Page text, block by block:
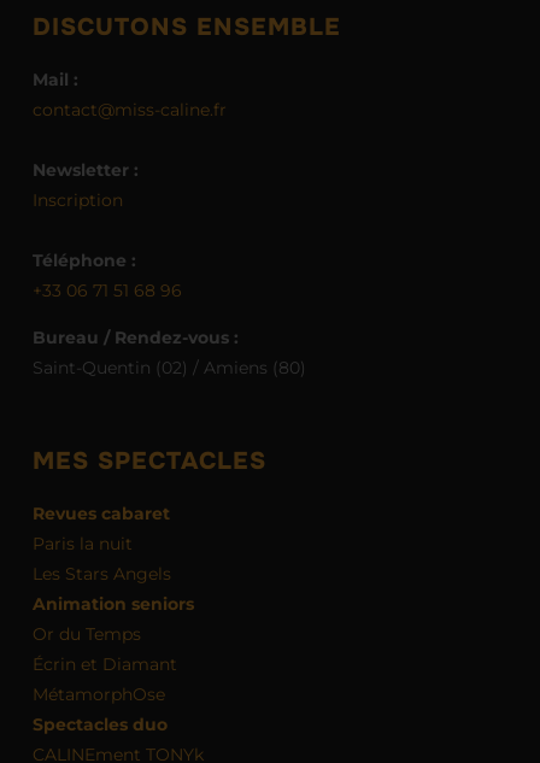
DISCUTONS ENSEMBLE
Mail :
contact@miss-caline.fr
Newsletter :
Inscription
Téléphone :
+33 06 71 51 68 96
Bureau / Rendez-vous :
Saint-Quentin (02) / Amiens (80)
MES SPECTACLES
Revues cabaret
Paris la nuit
Les Stars Angels
Animation seniors
Or du Temps
Écrin et Diamant
MétamorphOse
Spectacles duo
CALINEment TONYk